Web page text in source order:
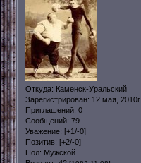
Откуда: Каменск-Уральский
Зарегистрирован: 12 мая, 2010г.
Приглашений: 0
Сообщений: 79
Уважение: [+1/-0]
Позитив: [+2/-0]
Пол: Мужской